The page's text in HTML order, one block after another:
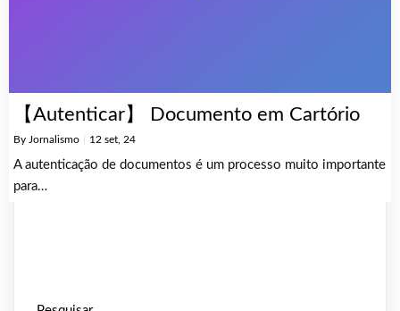
【Autenticar】 Documento em Cartório
By Jornalismo 12 set, 24
A autenticação de documentos é um processo muito importante
para…